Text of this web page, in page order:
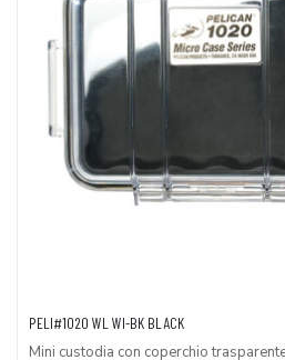
PELI#1020 WL WI-BK BLACK
Mini custodia con coperchio